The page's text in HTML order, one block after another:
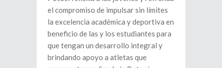
el compromiso de impulsar sin límites
la excelencia académica y deportiva en
beneficio de las y los estudiantes para
que tengan un desarrollo integral y
brindando apoyo a atletas que